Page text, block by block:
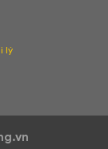
lý